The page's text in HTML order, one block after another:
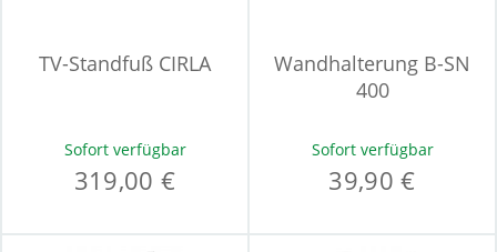
TV-Standfuß CIRLA
Sofort verfügbar
319,00 €
Wandhalterung B-SN
400
Sofort verfügbar
39,90 €